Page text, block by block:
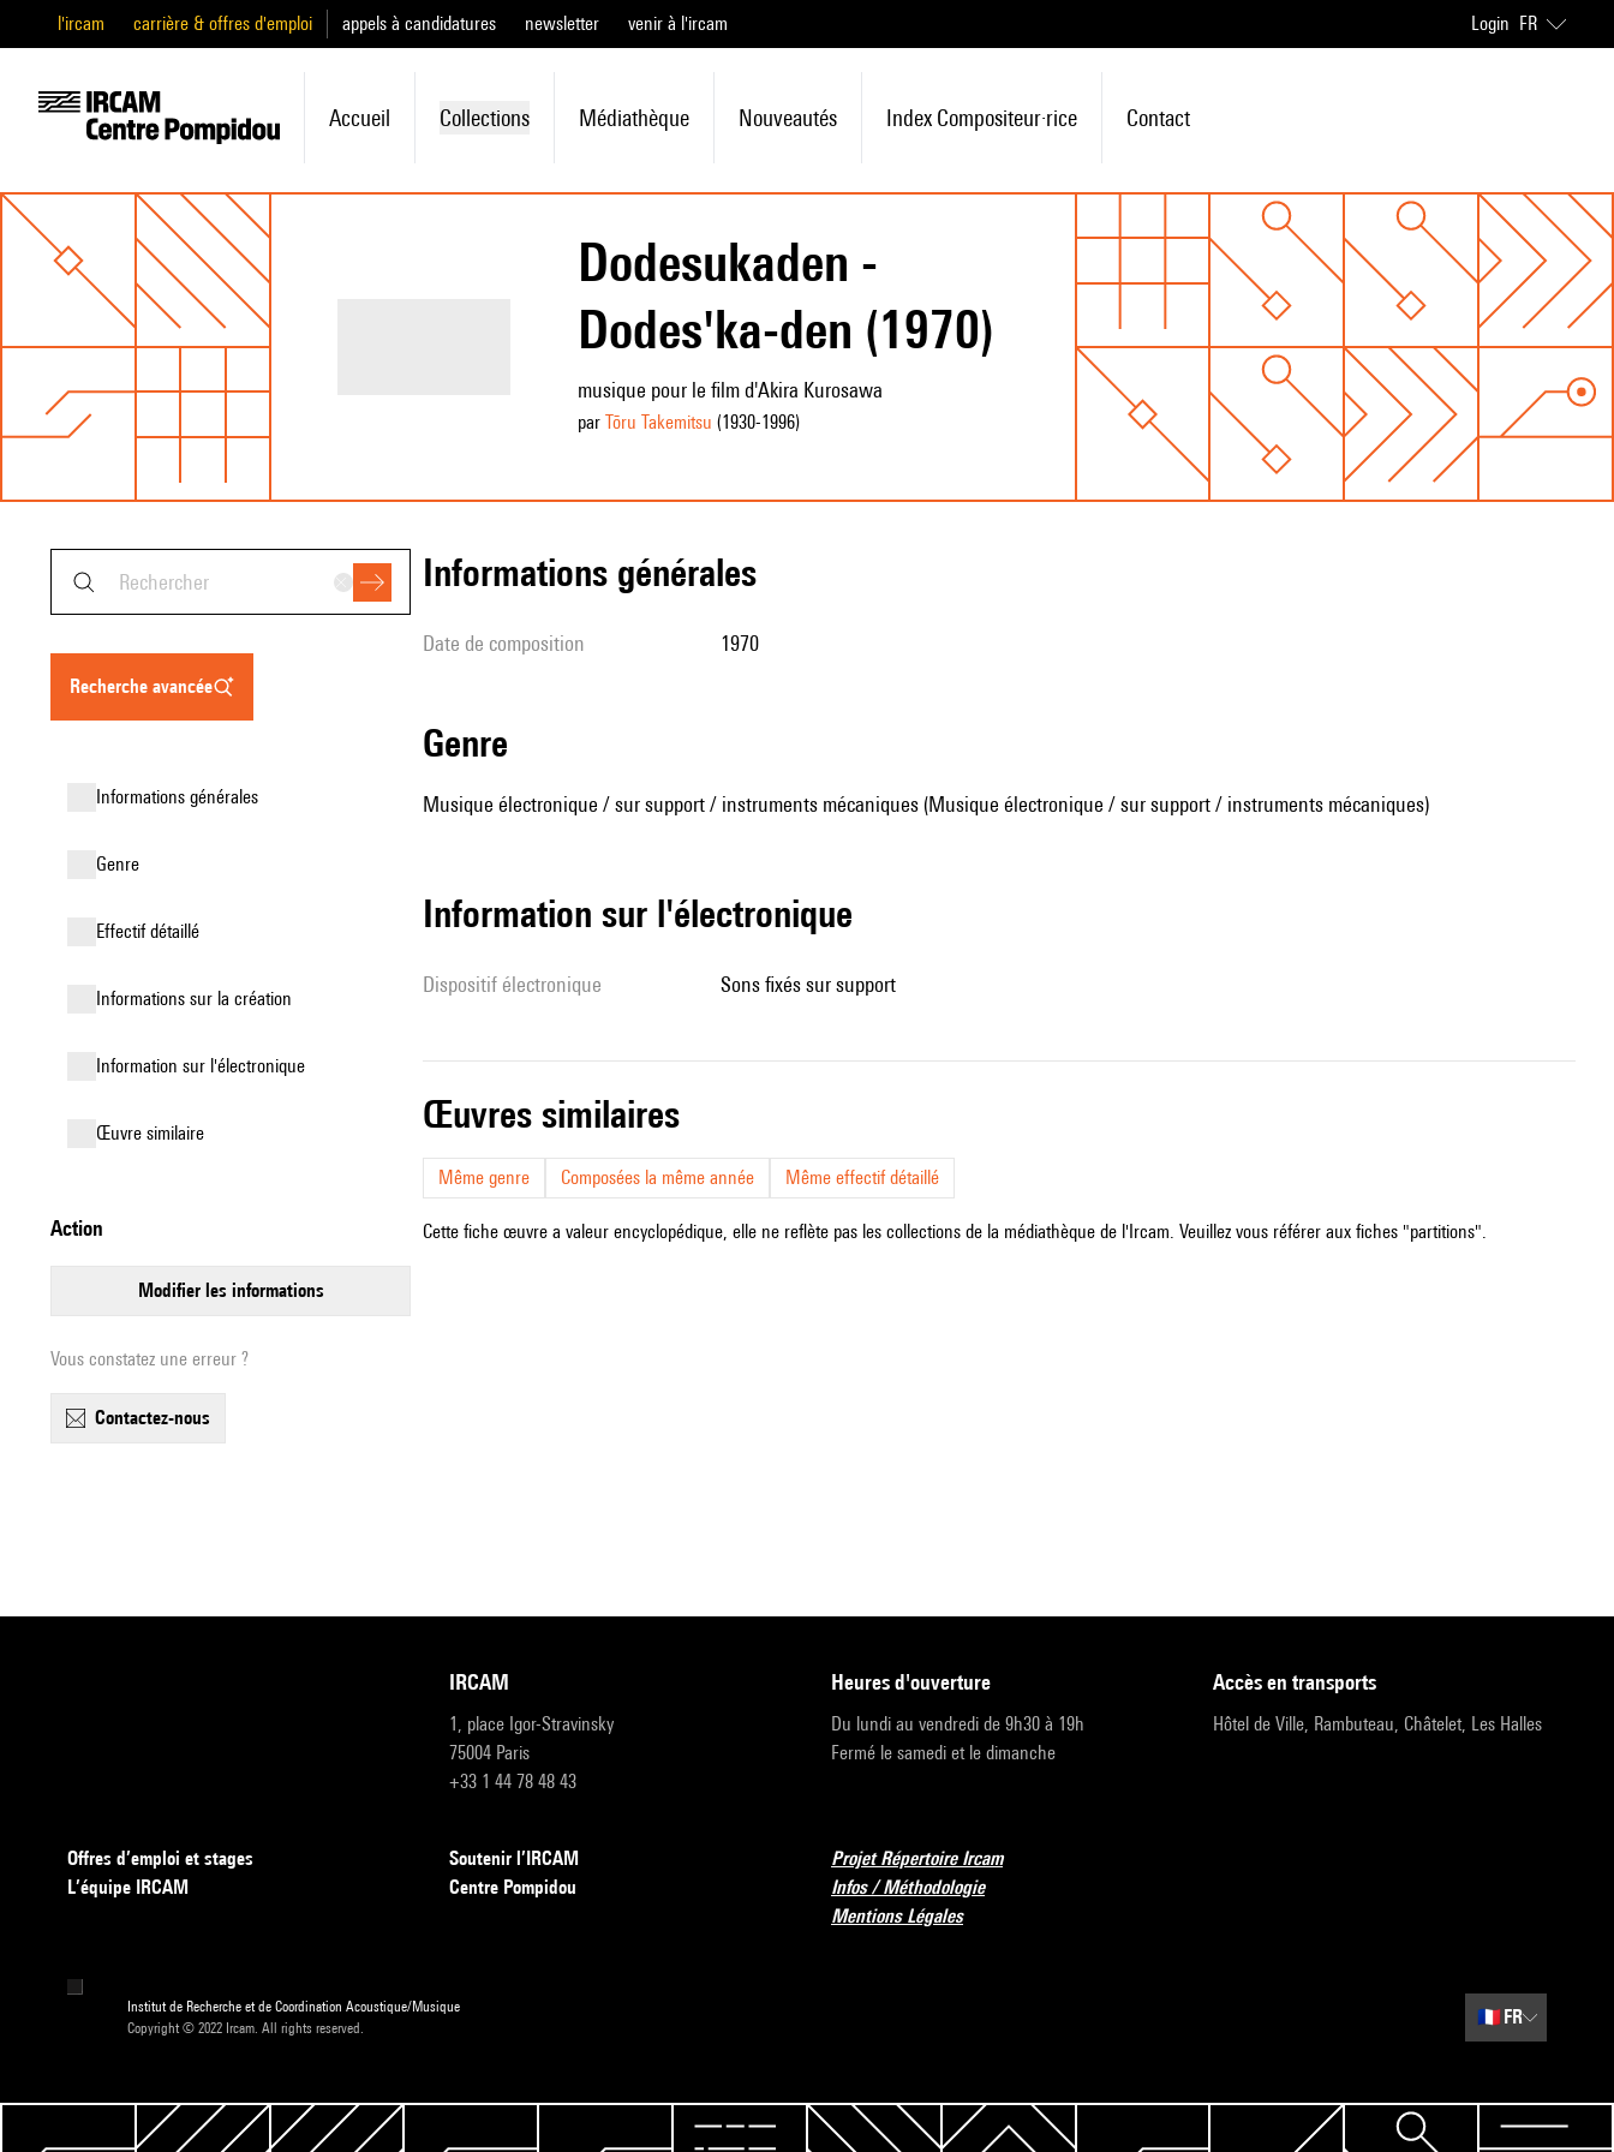
l'ircam carrière & offres d'emploi appels à candidatures newsletter venir à l'ircam Login FR
Accueil Collections Médiathèque Nouveautés Index Compositeur·rice Contact
Dodesukaden -
Dodes'ka-den (1970)
musique pour le film d'Akira Kurosawa
par Tōru Takemitsu (1930-1996)
recherche avancée
informations générales
genre
effectif détaillé
informations sur la création
Information sur l'électronique
œuvre similaire
action
modifier les informations
Vous constatez une erreur ?
contactez-nous
informations générales
date de composition 1970
genre
Musique électronique / sur support / instruments mécaniques (Musique électronique / sur support / instruments mécaniques)
Information sur l'électronique
Dispositif électronique sons fixés sur support
œuvres similaires
Même genre Composées la même année Même effectif détaillé
Cette fiche œuvre a valeur encyclopédique, elle ne reflète pas les collections de la médiathèque de l'Ircam. Veuillez vous référer aux fiches "partitions".
IRCAM
1, place Igor-Stravinsky
75004 Paris
+33 1 44 78 48 43
heures d'ouverture
Du lundi au vendredi de 9h30 à 19h
Fermé le samedi et le dimanche
accès en transports
Hôtel de Ville, Rambuteau, Châtelet, Les Halles
Offres d’emploi et stages
L’équipe IRCAM
Soutenir l’IRCAM
Centre Pompidou
Projet Répertoire Ircam
Infos / Méthodologie
Mentions Légales
Institut de Recherche et de Coordination Acoustique/Musique
Copyright © 2022 Ircam. All rights reserved.
🇫🇷 FR